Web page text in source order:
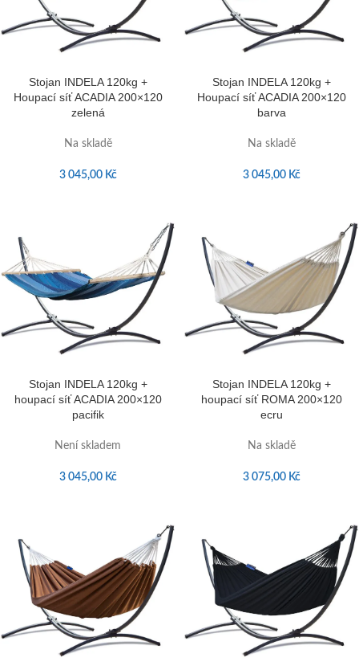
Stojan INDELA 120kg +
Houpací síť ACADIA 200×120
zelená
Na skladě
3 045,00 Kč
Stojan INDELA 120kg +
Houpací síť ACADIA 200×120
barva
Na skladě
3 045,00 Kč
Stojan INDELA 120kg +
houpací síť ACADIA 200×120
pacifik
Není skladem
3 045,00 Kč
Stojan INDELA 120kg +
houpací síť ROMA 200×120
ecru
Na skladě
3 075,00 Kč